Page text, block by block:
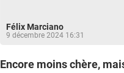
Félix Marciano
9 décembre 2024 16:31
Encore moins chère,